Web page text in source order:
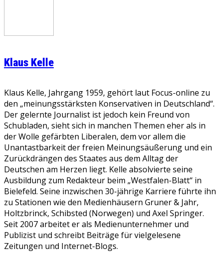
Klaus Kelle
Klaus Kelle, Jahrgang 1959, gehört laut Focus-online zu
den „meinungsstärksten Konservativen in Deutschland“.
Der gelernte Journalist ist jedoch kein Freund von
Schubladen, sieht sich in manchen Themen eher als in
der Wolle gefärbten Liberalen, dem vor allem die
Unantastbarkeit der freien Meinungsäußerung und ein
Zurückdrängen des Staates aus dem Alltag der
Deutschen am Herzen liegt. Kelle absolvierte seine
Ausbildung zum Redakteur beim „Westfalen-Blatt“ in
Bielefeld. Seine inzwischen 30-jährige Karriere führte ihn
zu Stationen wie den Medienhäusern Gruner & Jahr,
Holtzbrinck, Schibsted (Norwegen) und Axel Springer.
Seit 2007 arbeitet er als Medienunternehmer und
Publizist und schreibt Beiträge für vielgelesene
Zeitungen und Internet-Blogs.